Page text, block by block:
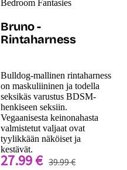
Bedroom Fantasies
Bruno -
Rintaharness
Bulldog-mallinen rintaharness
on maskuliininen ja todella
seksikäs varustus BDSM-
henkiseen seksiin.
Vegaanisesta keinonahasta
valmistetut valjaat ovat
tyylikkään näköiset ja
kestävät.
27.99 € 39.99 €